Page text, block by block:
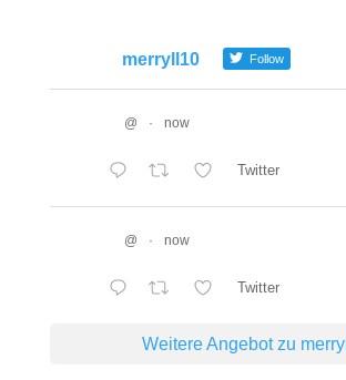
merryll10 Follow
@ · now
Twitter
@ · now
Twitter
Weitere Angebot zu merryll